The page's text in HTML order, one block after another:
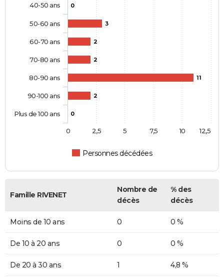
0
3
2
2
11
2
0
Personnes décédées
40-50 ans
50-60 ans
60-70 ans
70-80 ans
80-90 ans
90-100 ans
Plus de 100 ans
0 10
2,5 5 7,5 12,5
Famille RIVENET
Nombre de
décès
% des
décès
Moins de 10 ans 0 0 %
De 10 à 20 ans 0 0 %
De 20 à 30 ans 1 4,8 %